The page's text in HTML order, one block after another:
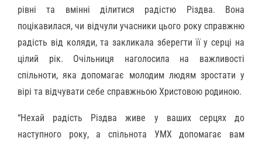
рівні та вмінні ділитися радістю Різдва. Вона
поцікавилася, чи відчули учасники цього року справжню
радість від коляди, та закликала зберегти її у серці на
цілий рік. Очільниця наголосила на важливості
спільноти, яка допомагає молодим людям зростати у
вірі та відчувати себе справжньою Христовою родиною.
“Нехай радість Різдва живе у ваших серцях до
наступного року, а спільнота УМХ допомагає вам